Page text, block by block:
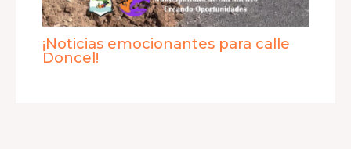
¡Noticias emocionantes para calle
Doncel!